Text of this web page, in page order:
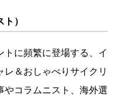
）
に頻繁に登場する、イ
＆おしゃべりサイクリ
やコラムニスト、海外選